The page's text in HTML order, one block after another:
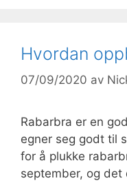
Hvordan
07/09/2020 av
Rabarbra er en
egner seg godt til
for å plukke
september, og det